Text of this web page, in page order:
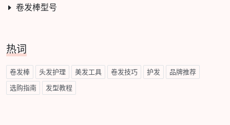
卷发棒型号
热词
卷发棒 头发护理 美发工具 卷发技巧 护发 品牌推荐
选购指南 发型教程